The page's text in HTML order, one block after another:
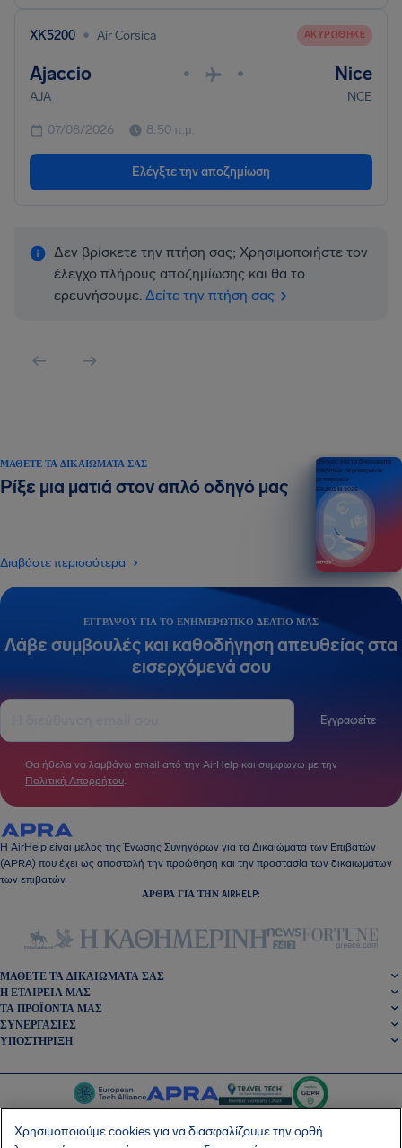
XK5200 • Air Corsica ΑΚΥΡΏΘΗΚΕ
Ajaccio • • Nice
AJA NCE
07/08/2026 8:50 π.μ.
Ελέγξτε την αποζημίωση
Δεν βρίσκετε την πτήση σας; Χρησιμοποιήστε τον
έλεγχο πλήρους αποζημίωσης και θα το
ερευνήσουμε. Δείτε την πτήση σας
ΕΓΓΡΆΨΟΥ ΓΙΑ ΤΟ ΕΝΗΜΕΡΩΤΙΚΌ ΔΕΛΤΊΟ ΜΑΣ
Λάβε συμβουλές και καθοδήγηση απευθείας στα
εισερχόμενά σου
Εγγραφείτε
Θα ήθελα να λαμβάνω email από την AirHelp και συμφωνώ με την
Πολιτική Απορρήτου.
ΜΆΘΕΤΕ ΤΑ ΔΙΚΑΙΏΜΑΤΆ ΣΑΣ
Ρίξε μια ματιά στον απλό οδηγό μας
Διαβάστε περισσότερα
Οδηγός για τα δικαιώματα
επιβατών αεροπορικών
μεταφορών
ΕΚΔΟΣΗ 2026
Η AirHelp είναι μέλος της Ένωσης Συνηγόρων για τα Δικαιώματα των Επιβατών
(APRA) που έχει ως αποστολή την προώθηση και την προστασία των δικαιωμάτων
των επιβατών.
ΆΡΘΡΑ ΓΙΑ ΤΗΝ AIRHELP:
ΜΆΘΕΤΕ ΤΑ ΔΙΚΑΙΏΜΑΤΆ ΣΑΣ
Η ΕΤΑΙΡΕΊΑ ΜΑΣ
ΤΑ ΠΡΟΪΌΝΤΑ ΜΑΣ
ΣΥΝΕΡΓΑΣΊΕΣ
ΥΠΟΣΤΉΡΙΞΗ
Χρησιμοποιούμε cookies για να διασφαλίζουμε την ορθή